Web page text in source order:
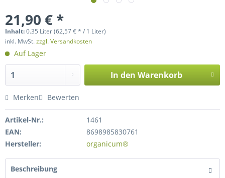
21,90 € *
Inhalt:0.35 Liter (62,57 € * / 1 Liter)
inkl. MwSt.zzgl. Versandkosten
Auf Lager
In den Warenkorb
Merken Bewerten
Artikel-Nr.:
1461
EAN:
8698985830761
Hersteller:
organicum®
Beschreibung